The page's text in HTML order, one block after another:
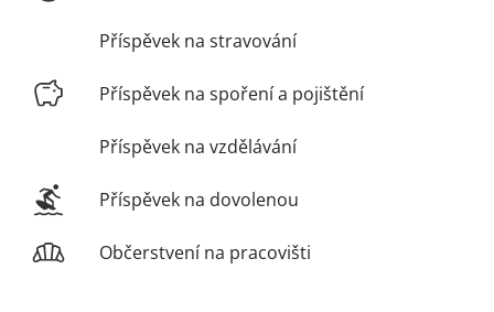
Příspěvek na stravování
Příspěvek na spoření a pojištění
Příspěvek na vzdělávání
Příspěvek na dovolenou
Občerstvení na pracovišti